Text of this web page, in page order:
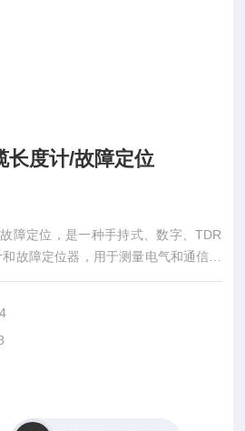
长度计/故障定位
障定位，是一种手持式、数字、TDR
故障定位器，用于测量电气和通信电